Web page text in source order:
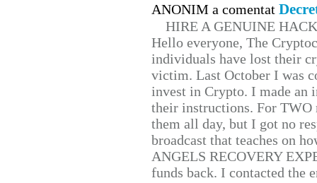
ANONIM a comentat
HIRE A GENUINE
Hello everyone, The
individuals have lost their
victim. Last October I was
invest in Crypto. I made
their instructions. For TWO
them all day, but I got no
broadcast that teaches on
ANGELS RECOVERY
funds back. I contacted the